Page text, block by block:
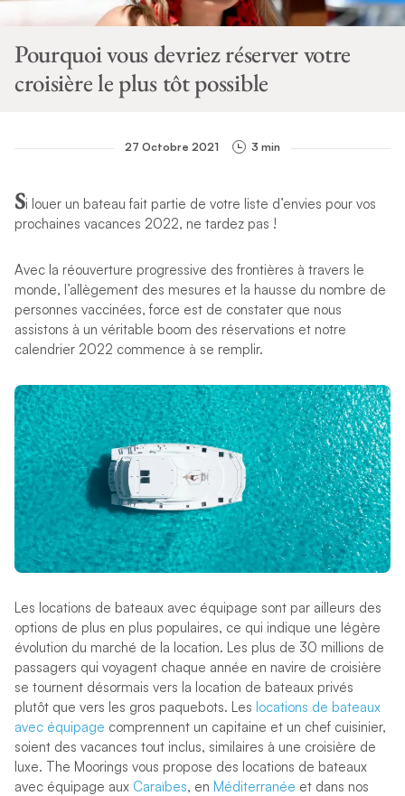
Pourquoi vous devriez réserver votre
croisière le plus tôt possible
27 Octobre 2021 3 min
Si louer un bateau fait partie de votre liste d’envies pour vos
prochaines vacances 2022, ne tardez pas !
Avec la réouverture progressive des frontières à travers le
monde, l’allègement des mesures et la hausse du nombre de
personnes vaccinées, force est de constater que nous
assistons à un véritable boom des réservations et notre
calendrier 2022 commence à se remplir.
Les locations de bateaux avec équipage sont par ailleurs des
options de plus en plus populaires, ce qui indique une légère
évolution du marché de la location. Les plus de 30 millions de
passagers qui voyagent chaque année en navire de croisière
se tournent désormais vers la location de bateaux privés
plutôt que vers les gros paquebots. Les locations de bateaux
avec équipage comprennent un capitaine et un chef cuisinier,
soient des vacances tout inclus, similaires à une croisière de
luxe. The Moorings vous propose des locations de bateaux
avec équipage aux Caraïbes, en Méditerranée et dans nos